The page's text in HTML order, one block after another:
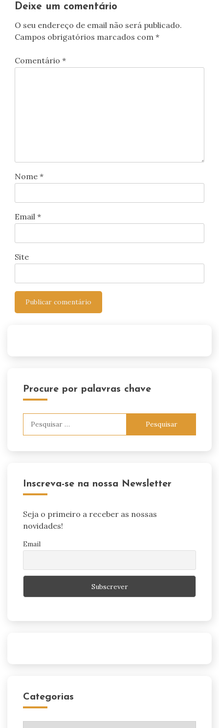
Deixe um comentário
O seu endereço de email não será publicado.
Campos obrigatórios marcados com *
Comentário *
Nome *
Email *
Site
Procure por palavras chave
Inscreva-se na nossa Newsletter
Seja o primeiro a receber as nossas
novidades!
Email
Categorias